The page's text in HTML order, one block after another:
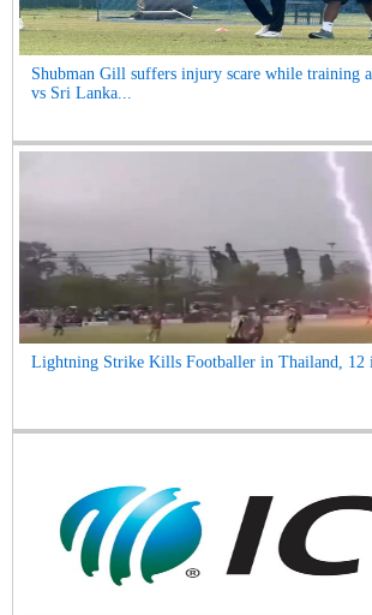
Shubman Gill suffers injury scare while training
vs Sri Lanka...
Lightning Strike Kills Footballer in Thailand, 12